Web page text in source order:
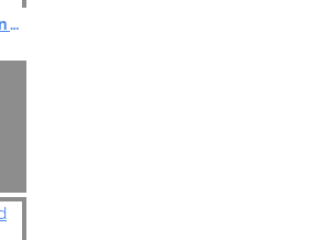
Kattenkruid Catnip in Tube - 4 stuks